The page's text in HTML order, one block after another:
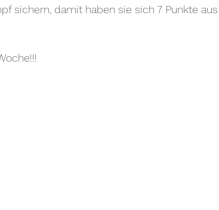
sichern, damit haben sie sich 7 Punkte